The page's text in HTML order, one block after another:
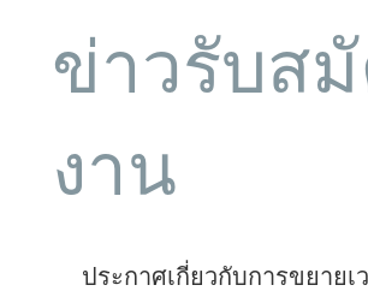
ข่าวรับส
งาน
ประกาศเกี่ยวกับการขยายเ